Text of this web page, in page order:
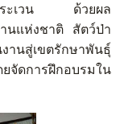
ะเวน
ด้วยผล
นแห่งชาติ สัตว์ป่า
านสู่เขตรักษาพันธุ์
จัดการฝึกอบรมใน